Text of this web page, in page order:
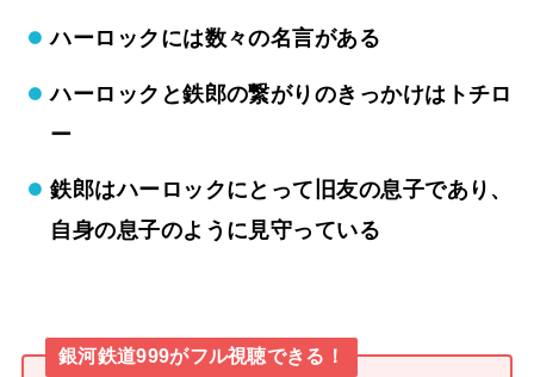
ハーロックには数々の名言がある
ハーロックと鉄郎の繋がりのきっかけはトチロ
ー
鉄郎はハーロックにとって旧友の息子であり、
自身の息子のように見守っている
銀河鉄道999がフル視聴できる！